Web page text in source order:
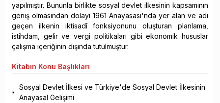
yapılmıştır. Bununla birlikte sosyal devlet ilkesinin kapsamının
geniş olmasından dolayı 1961 Anayasası'nda yer alan ve adı
geçen ilkenin iktisadî fonksiyonunu oluşturan planlama,
istihdam, gelir ve vergi politikaları gibi ekonomik hususlar
çalışma içeriğinin dışında tutulmuştur.
Kitabın Konu Başlıkları
Sosyal Devlet İlkesi ve Türkiye'de Sosyal Devlet İlkesinin
Anayasal Gelişimi